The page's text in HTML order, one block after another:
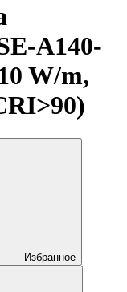
A140-
W/m,
Избранное